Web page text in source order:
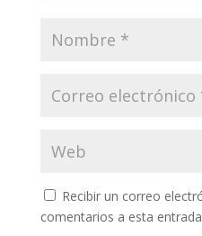
Recibir un correo
comentarios a esta